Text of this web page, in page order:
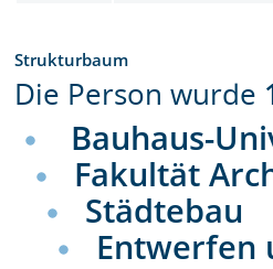
Strukturbaum
Die Person wurde
Bauhaus-
Fakultät
Städtebau
Entwerfen